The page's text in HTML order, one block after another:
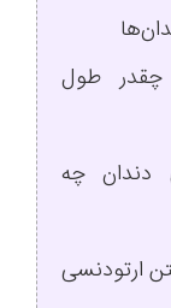
چقدر طول
دندان چه
ارتودنسی